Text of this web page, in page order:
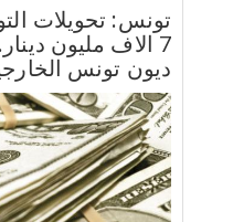
تونس: تحويلات
ديون تونس